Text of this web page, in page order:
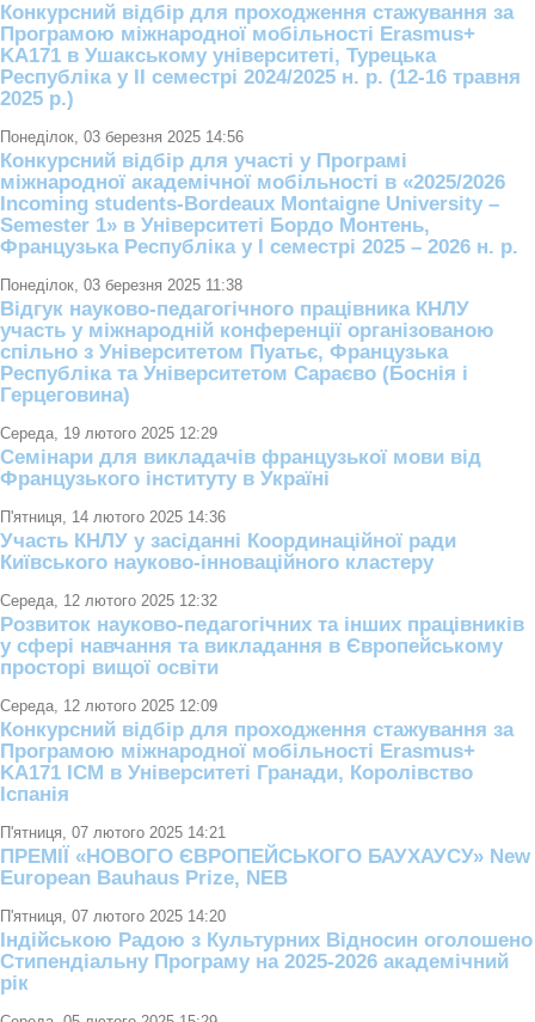
Конкурсний відбір для проходження стажування за
Програмою міжнародної мобільності Erasmus+
KA171 в Ушакському університеті, Турецька
Республіка у IІ семестрі 2024/2025 н. р. (12-16 травня
2025 р.)
Понеділок, 03 березня 2025 14:56
Конкурсний відбір для участі у Програмі
міжнародної академічної мобільності в «2025/2026
Incoming students-Bordeaux Montaigne University –
Semester 1» в Університеті Бордо Монтень,
Французька Республіка у І семестрі 2025 – 2026 н. р.
Понеділок, 03 березня 2025 11:38
Відгук науково-педагогічного працівника КНЛУ
участь у міжнародній конференції організованою
спільно з Університетом Пуатьє, Французька
Республіка та Університетом Сараєво (Боснія і
Герцеговина)
Середа, 19 лютого 2025 12:29
Семінари для викладачів французької мови від
Французького інституту в Україні
П'ятниця, 14 лютого 2025 14:36
Участь КНЛУ у засіданні Координаційної ради
Київського науково-інноваційного кластеру
Середа, 12 лютого 2025 12:32
Розвиток науково-педагогічних та інших працівників
у сфері навчання та викладання в Європейському
просторі вищої освіти
Середа, 12 лютого 2025 12:09
Конкурсний відбір для проходження стажування за
Програмою міжнародної мобільності Erasmus+
KA171 ICM в Університеті Гранади, Королівство
Іспанія
П'ятниця, 07 лютого 2025 14:21
ПРЕМІЇ «НОВОГО ЄВРОПЕЙСЬКОГО БАУХАУСУ» New
European Bauhaus Prize, NEB
П'ятниця, 07 лютого 2025 14:20
Індійською Радою з Культурних Відносин оголошено
Стипендіальну Програму на 2025-2026 академічний
рік